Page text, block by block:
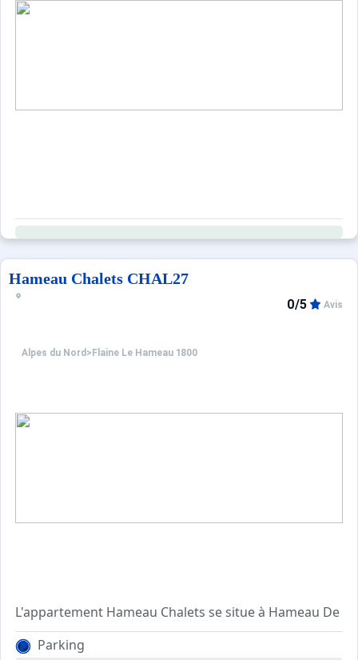
Hameau Chalets CHAL27
Alpes du Nord > Flaine Le Hameau 1800
0/5 Avis
L'appartement Hameau Chalets se situe à Hameau De
Cuisine équipée avec four / mirco-ondes / lave-vaisselle
Couchages :
Parking